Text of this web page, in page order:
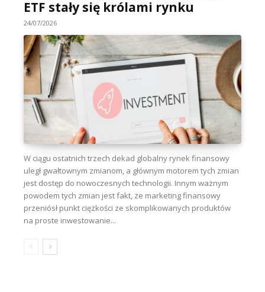
ETF stały się królami rynku
24/07/2026
W ciągu ostatnich trzech dekad globalny rynek finansowy
uległ gwałtownym zmianom, a głównym motorem tych zmian
jest dostęp do nowoczesnych technologii. Innym ważnym
powodem tych zmian jest fakt, że marketing finansowy
przeniósł punkt ciężkości ze skomplikowanych produktów
na proste inwestowanie...